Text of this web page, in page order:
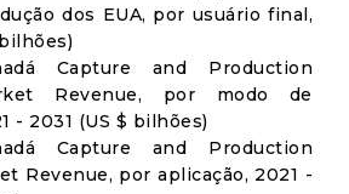
dos EUA, por usuário final,
Capture and Production
Revenue, por modo de
- 2031 (US $ bilhões)
Capture and Production
Revenue, por aplicação, 2021 -